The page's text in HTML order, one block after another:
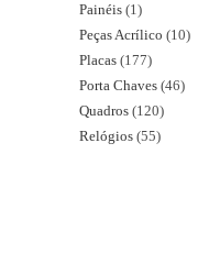
Painéis 1
Peças Acrílico 10
Placas 177
Porta Chaves 46
Quadros 120
Relógios 55